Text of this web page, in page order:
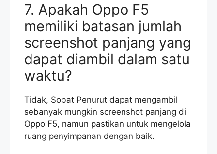
7. Apakah Oppo F5
memiliki batasan jumlah
screenshot panjang yang
dapat diambil dalam satu
waktu?
Tidak, Sobat Penurut dapat mengambil
sebanyak mungkin screenshot panjang di
Oppo F5, namun pastikan untuk mengelola
ruang penyimpanan dengan baik.